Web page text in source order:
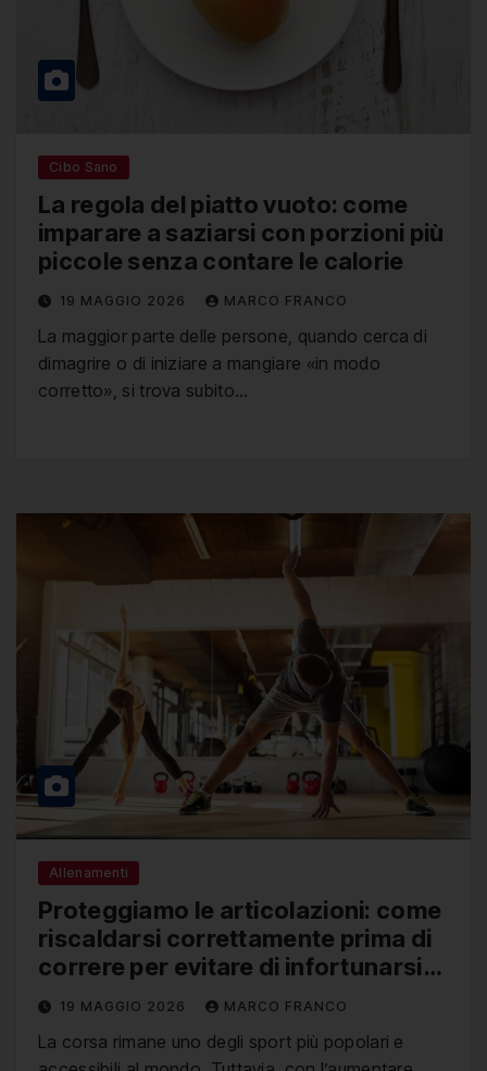
Cibo Sano
La regola del piatto vuoto: come
imparare a saziarsi con porzioni più
piccole senza contare le calorie
19 MAGGIO 2026 MARCO FRANCO
La maggior parte delle persone, quando cerca di
dimagrire o di iniziare a mangiare «in modo
corretto», si trova subito…
Allenamenti
Proteggiamo le articolazioni: come
riscaldarsi correttamente prima di
correre per evitare di infortunarsi
alle ginocchia
19 MAGGIO 2026 MARCO FRANCO
La corsa rimane uno degli sport più popolari e